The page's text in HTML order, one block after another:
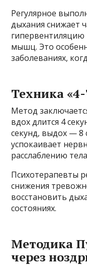
Регулярное
дыхания снижает
гипервентиляцию
мышц. Это
заболеваниях,
Техника
Метод
вдох длится 4
секунд, выдох — 8
успокаивает
расслаблению
Психотерапевты
снижения
восстановить
состояниях.
Методика
через